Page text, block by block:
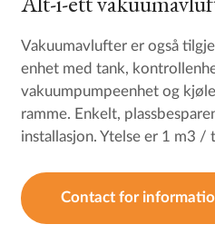
Vakuumavlufter er også
enhet med tank,
vakuumpumpeenhet og
ramme. Enkelt,
installasjon. Ytelse er 1 m3 /
Contact for